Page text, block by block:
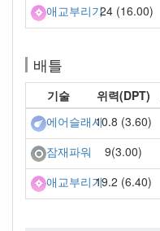
애교부리기24 (16.00)
배틀
기술 위력(DPT)
에어슬래시10.8 (3.60)
잠재파워
9(3.00)
애교부리기19.2 (6.40)